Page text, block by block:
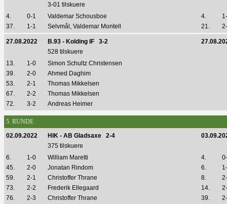
3-01 tilskuere
4.
0-1 Valdemar Schousboe 4.
37.
1-1 Selvmål, Valdemar Montell 21.
27.08.2022 B.93 - Kolding IF 3-2
528 tilskuere
13.
1-0
Simon Schultz Christensen
39.
2-0
Ahmed Daghim
53.
2-1
Thomas Mikkelsen
67.
2-2
Thomas Mikkelsen
72.
3-2 Andreas Heimer
5. RUNDE
02.09.2022
HIK - AB Gladsaxe 2-4
375 tilskuere
6.
1-0 William Maretti 4.
45.
2-0 Jonatan Rindom 6.
59.
2-1 Christoffer Thrane 8.
73.
2-2 Frederik Ellegaard 14.
76.
2-3 Christoffer Thrane 39.